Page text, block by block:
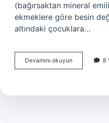
(bağırsaktan mineral
ekmeklere göre besin
altındaki çocuklara…
Devamını okuyun
Aylık
Ekmek
8